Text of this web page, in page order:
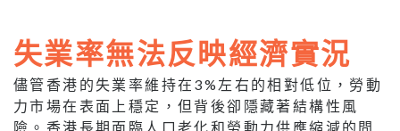
失業率無法反映經濟實況
儘管香港的失業率維持在3%左右的相對低位，勞動
力市場在表面上穩定，但背後卻隱藏著結構性風
險。香港長期面臨人口老化和勞動力供應縮減的問